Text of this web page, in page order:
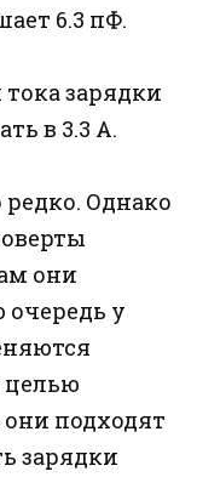
6.3 пФ.
зарядки
в 3.3 А.
Однако
они
очередь у
целью
подходят
зарядки